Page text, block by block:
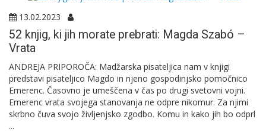
13.02.2023
52 knjig, ki jih morate prebrati: Magda Szabó –
Vrata
ANDREJA PRIPOROČA: Madžarska pisateljica nam v knjigi
predstavi pisateljico Magdo in njeno gospodinjsko pomočnico
Emerenc. Časovno je umeščena v čas po drugi svetovni vojni.
Emerenc vrata svojega stanovanja ne odpre nikomur. Za njimi
skrbno čuva svojo življenjsko zgodbo. Komu in kako jih bo odprl
...